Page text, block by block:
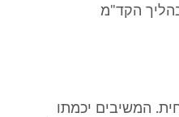
הקד"מ
המשיבים יכמתו